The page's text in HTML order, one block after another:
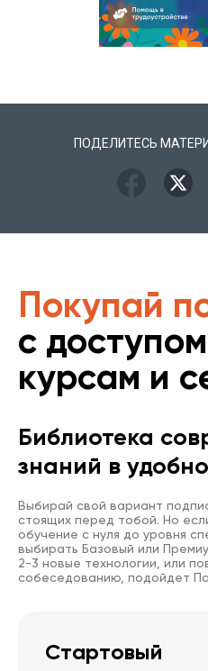
ПОДЕЛИТЕСЬ
Покупай
с
курсам и
Библиотека
знаний в
Выбирай свой вариант
стоящих перед тобой. Но
обучение с нуля до уровня
выбирать Базовый или
2-3 новые технологии, или
собеседованию, подойдет
Стартовый